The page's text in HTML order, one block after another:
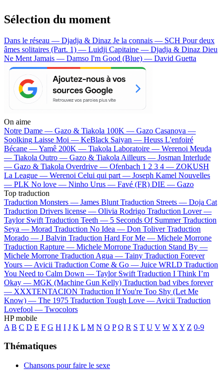
Sélection du moment
Dans le réseau — Djadja & Dinaz Je la connais — SCH Pour deux
âmes solitaires (Part. 1) — Luidji Capitaine — Djadja & Dinaz Dieu
Ne Ment Jamais — Damso I'm Good (Blue) — David Guetta
On aime
Notre Dame — Gazo & Tiakola 100K — Gazo Casanova —
Soolking Laisse Moi — KeBlack Saiyan — Heuss L'enfoiré
Bécane —Yamê 200K — Tiakola Laboratoire — Werenoi Meuda
— Tiakola Outro — Gazo & Tiakola Ailleurs — Josman Interlude
— Gazo & Tiakola Overdrive — Ofenbach 1 2 3 4 — ZOKUSH
La League — Werenoi Celui qui part — Joseph Kamel Nouvelles
— PLK No love — Ninho Urus — Favé (FR) DIE — Gazo
Top traduction
Traduction Monsters — James Blunt Traduction Streets — Doja Cat
Traduction Drivers license — Olivia Rodrigo Traduction Lover —
Taylor Swift Traduction Teeth — 5 Seconds Of Summer Traduction
Seya — Morad Traduction No Idea — Don Toliver Traduction
Morado — J Balvin Traduction Hard For Me — Michele Morrone
Traduction Rapture — Michele Morrone Traduction Stand By —
Michele Morrone Traduction Agua — Tainy Traduction Forever
Yours — Avicii Traduction Come & Go — Juice WRLD Traduction
You Need to Calm Down — Taylor Swift Traduction I Think I’m
Okay — MGK (Machine Gun Kelly) Traduction bad vibes forever
— XXXTENTACION Traduction If You're Too Shy (Let Me
Know) — The 1975 Traduction Tough Love — Avicii Traduction
Lovefool — Twocolors
HP mobile
A B C D E F G H I J K L M N O P Q R S T U V W X Y Z 0-9
Thématiques
Chansons pour faire le sexe